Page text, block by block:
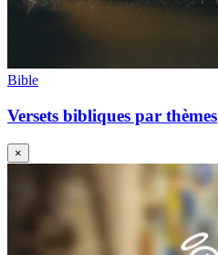
Bible
Versets bibliques par thèmes
×